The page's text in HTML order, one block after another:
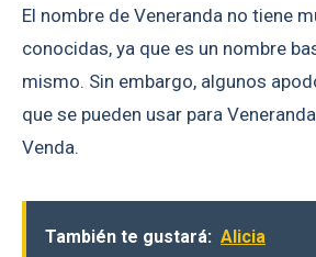
El nombre de Veneranda no tiene
conocidas, ya que es un nombre
mismo. Sin embargo, algunos
que se pueden usar para
Venda.
También te gustará: Alicia